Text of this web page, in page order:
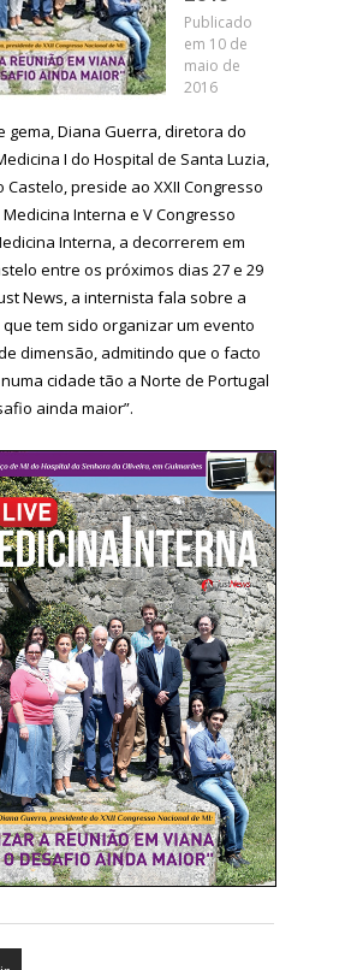
Publicado
em 10 de
maio de
2016
gema, Diana Guerra, diretora do
I do Hospital de Santa Luzia,
Castelo, preside ao XXII Congresso
Interna e V Congresso
Interna, a decorrerem em
entre os próximos dias 27 e 29
News, a internista fala sobre a
tem sido organizar um evento
dimensão, admitindo que o facto
cidade tão a Norte de Portugal
ainda maior”.